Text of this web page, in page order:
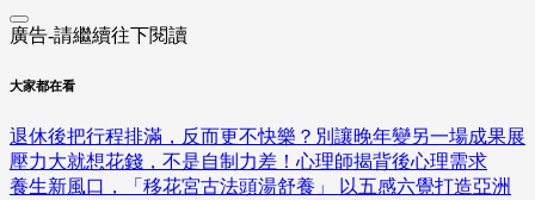
廣告-請繼續往下閱讀
大家都在看
退休後把行程排滿，反而更不快樂？別讓晚年變另一場成果展
壓力大就想花錢，不是自制力差！心理師揭背後心理需求
養生新風口，「移花宮古法頭湯舒養」 以五感六覺打造亞洲